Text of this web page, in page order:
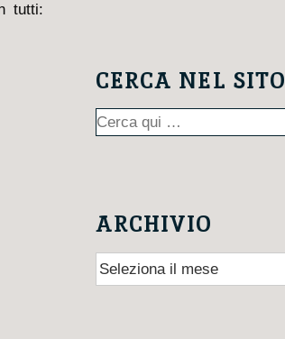
tutti:
CERCA NEL SITO
Cerca:
ARCHIVIO
Archivio